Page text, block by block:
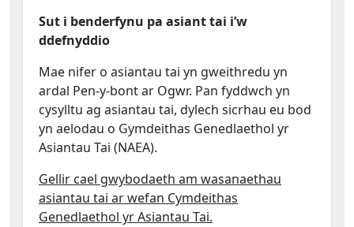
Sut i benderfynu pa asiant tai i’w
ddefnyddio
Mae nifer o asiantau tai yn gweithredu yn
ardal Pen-y-bont ar Ogwr. Pan fyddwch yn
cysylltu ag asiantau tai, dylech sicrhau eu bod
yn aelodau o Gymdeithas Genedlaethol yr
Asiantau Tai (NAEA).
Gellir cael gwybodaeth am wasanaethau
asiantau tai ar wefan Cymdeithas
Genedlaethol yr Asiantau Tai.